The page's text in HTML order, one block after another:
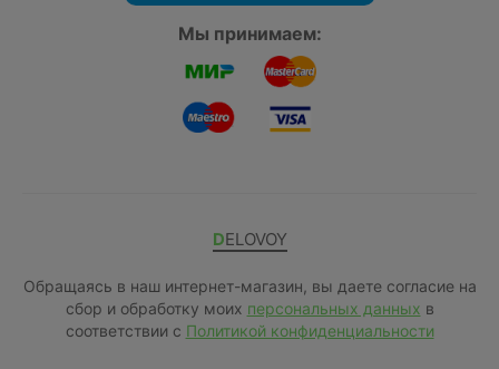
Мы принимаем:
DELOVOY
Обращаясь в наш интернет-магазин, вы даете согласие на
сбор и обработку моих персональных данных в
соответствии с Политикой конфиденциальности